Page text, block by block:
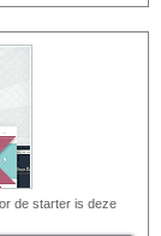
de starter is deze